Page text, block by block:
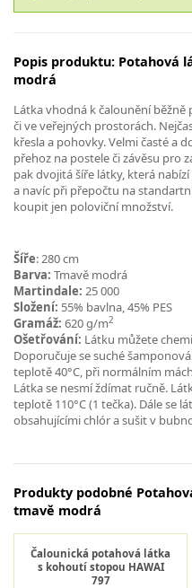
Popis produktu: Potahová
modrá
Látka vhodná k čalounění
či ve veřejných prostorách.
křesla a pohovky. Velmi časté a
přehoz na postele či závěsu pro
pak dvojitá šíře látky, která
a navíc při přepočtu na
koupit jen poloviční množství.
Šíře: 280 cm
Barva: Tmavě modrá
Martindale: 25 000
Složení: 55% bavlna, 45% PES
Gramáž: 620 g/m2
Ošetřování: Látku můžete
Doporučuje se suché
teplotě 40°C, při normálním
Látka se nesmí ždímat ručně.
teplotě 110°C (1 tečka). Dále se
obsahujícími chlór a sušit v
Produkty podobné
tmavě modrá
Čalounická potahová látka
s kohoutí stopou HAWAI
797